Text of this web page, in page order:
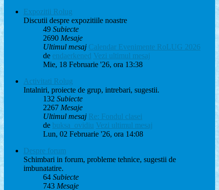
Expozitii Rolug
Discutii despre expozitiile noastre
49 Subiecte
2690 Mesaje
Ultimul mesaj Calendar Evenimente RoLUG 2026
de endaerkened Vezi ultimul mesaj
Mie, 18 Februarie '26, ora 13:38
Activitati Rolug
Intalniri, proiecte de grup, intrebari, sugestii.
132 Subiecte
2267 Mesaje
Ultimul mesaj Re: Fondul clasei
de buksa_ovidiu Vezi ultimul mesaj
Lun, 02 Februarie '26, ora 14:08
Despre forum
Schimbari in forum, probleme tehnice, sugestii de
imbunatatire.
64 Subiecte
743 Mesaje